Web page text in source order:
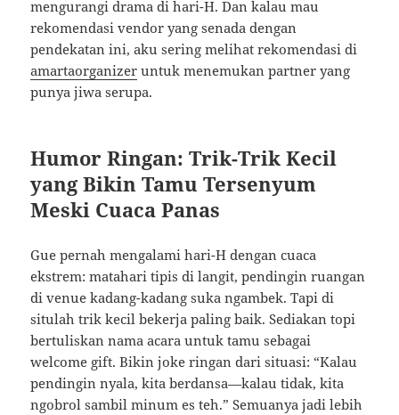
mengurangi drama di hari-H. Dan kalau mau
rekomendasi vendor yang senada dengan
pendekatan ini, aku sering melihat rekomendasi di
amartaorganizer untuk menemukan partner yang
punya jiwa serupa.
Humor Ringan: Trik-Trik Kecil
yang Bikin Tamu Tersenyum
Meski Cuaca Panas
Gue pernah mengalami hari-H dengan cuaca
ekstrem: matahari tipis di langit, pendingin ruangan
di venue kadang-kadang suka ngambek. Tapi di
situlah trik kecil bekerja paling baik. Sediakan topi
bertuliskan nama acara untuk tamu sebagai
welcome gift. Bikin joke ringan dari situasi: “Kalau
pendingin nyala, kita berdansa—kalau tidak, kita
ngobrol sambil minum es teh.” Semuanya jadi lebih